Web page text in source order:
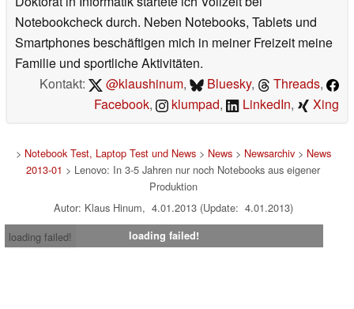
Notebookcheck durch. Neben Notebooks, Tablets und
Smartphones beschäftigen mich in meiner Freizeit meine
Familie und sportliche Aktivitäten.
Kontakt:
@klaushinum, Bluesky, Threads,
Facebook, klumpad, LinkedIn, Xing
> Notebook Test, Laptop Test und News> News> Newsarchiv> News
2013-01 > Lenovo: In 3-5 Jahren nur noch Notebooks aus eigener
Produktion
Autor: Klaus Hinum, 4.01.2013 (Update: 4.01.2013)
loading failed!
loading failed!